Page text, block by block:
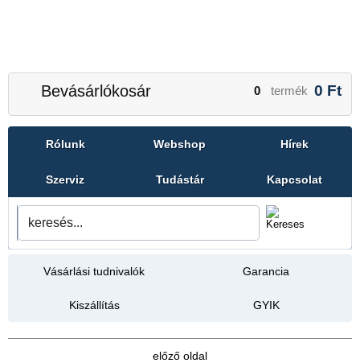
Bevásárlókosár 0 termék 0 Ft
Rólunk Webshop Hírek
Szerviz Tudástár Kapcsolat
Vásárlási tudnivalók Garancia
Kiszállítás GYIK
előző oldal